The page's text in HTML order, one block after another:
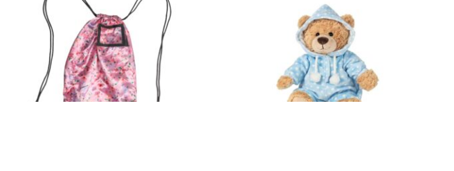
AGB
Design byZeitansicht®